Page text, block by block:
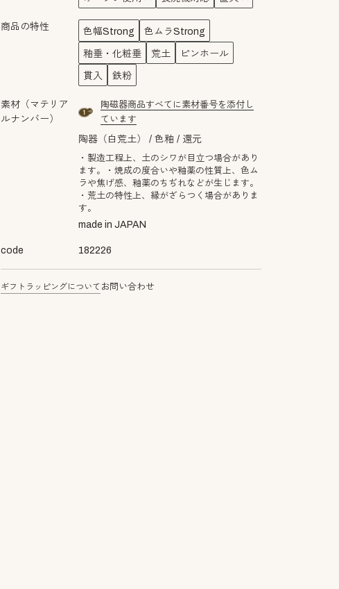
商品の特性 色幅Strong 色ムラStrong
釉垂・化粧垂 荒土 ピンホール
貫入 鉄粉
素材（マテリア
ルナンバー）
material number1a
陶磁器商品すべてに素材番号を添付し
ています
陶器（白荒土） 色釉 還元
・製造工程上、土のシワが目立つ場合があり
ます。・焼成の度合いや釉薬の性質上、色ム
ラや焦げ感、釉薬のちぢれなどが生じます。
・荒土の特性上、縁がざらつく場合がありま
す。
made in JAPAN
code 182226
ギフトラッピングについて お問い合わせ